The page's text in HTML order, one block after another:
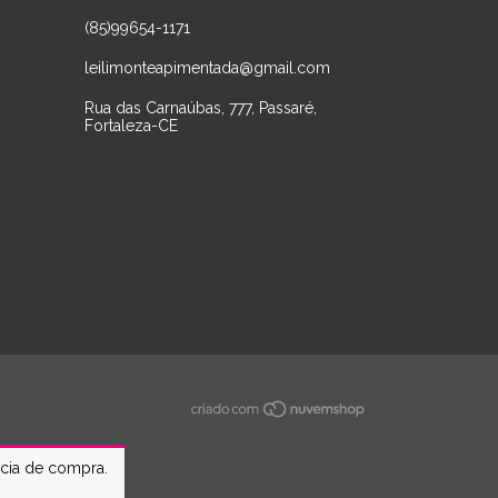
de compra.
(85)99654-1171
leilimonteapimentada@gmail.com
Rua das Carnaúbas, 777, Passaré,
Fortaleza-CE